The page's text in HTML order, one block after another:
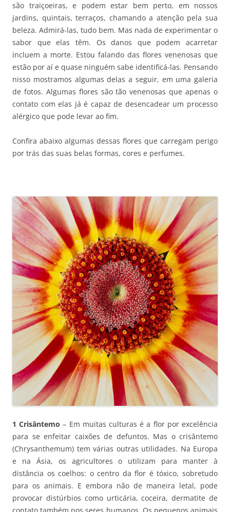
são traiçoeiras, e podem estar bem perto, em nossos
jardins, quintais, terraços, chamando a atenção pela sua
beleza. Admirá-las, tudo bem. Mas nada de experimentar o
sabor que elas têm. Os danos que podem acarretar
incluem a morte. Estou falando das flores venenosas que
estão por aí e quase ninguém sabe identificá-las. Pensando
nisso mostramos algumas delas a seguir, em uma galeria
de fotos. Algumas flores são tão venenosas que apenas o
contato com elas já é capaz de desencadear um processo
alérgico que pode levar ao fim.
Confira abaixo algumas dessas flores que carregam perigo
por trás das suas belas formas, cores e perfumes.
1 Crisântemo – Em muitas culturas é a flor por excelência
para se enfeitar caixões de defuntos. Mas o crisântemo
(Chrysanthemum) tem várias outras utilidades. Na Europa
e na Ásia, os agricultores o utilizam para manter à
distância os coelhos: o centro da flor é tóxico, sobretudo
para os animais. E embora não de maneira letal, pode
provocar distúrbios como urticária, coceira, dermatite de